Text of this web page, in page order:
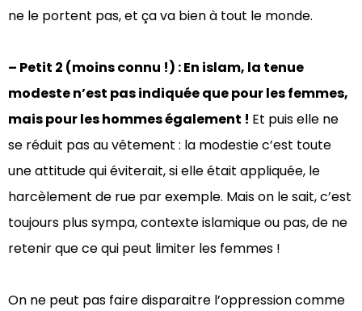
ne le portent pas, et ça va bien à tout le monde.
– Petit 2 (moins connu !) : En islam, la tenue
modeste n’est pas indiquée que pour les femmes,
mais pour les hommes également ! Et puis elle ne
se réduit pas au vêtement : la modestie c’est toute
une attitude qui éviterait, si elle était appliquée, le
harcèlement de rue par exemple. Mais on le sait, c’est
toujours plus sympa, contexte islamique ou pas, de ne
retenir que ce qui peut limiter les femmes !
On ne peut pas faire disparaitre l’oppression comme